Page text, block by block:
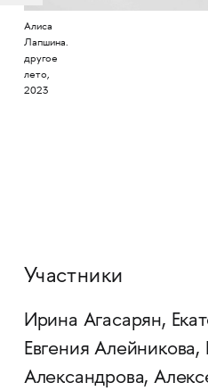
Алиса
Лапшина.
другое
лето,
2023
Участники
Ирина Агасарян,
Евгения Алейникова,
Александрова,